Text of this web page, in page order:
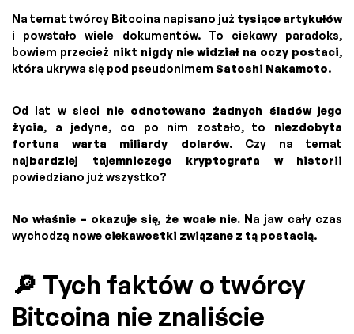
Na temat twórcy Bitcoina napisano już tysiące artykułów
i powstało wiele dokumentów. To ciekawy paradoks,
bowiem przecież nikt nigdy nie widział na oczy postaci,
która ukrywa się pod pseudonimem Satoshi Nakamoto.
Od lat w sieci nie odnotowano żadnych śladów jego
życia, a jedyne, co po nim zostało, to niezdobyta
fortuna warta miliardy dolarów. Czy na temat
najbardziej tajemniczego kryptografa w historii
powiedziano już wszystko?
No właśnie – okazuje się, że wcale nie.Na jaw cały czas
wychodzą nowe ciekawostki związane z tą postacią.
🔎 Tych faktów o twórcy
Bitcoina nie znaliście